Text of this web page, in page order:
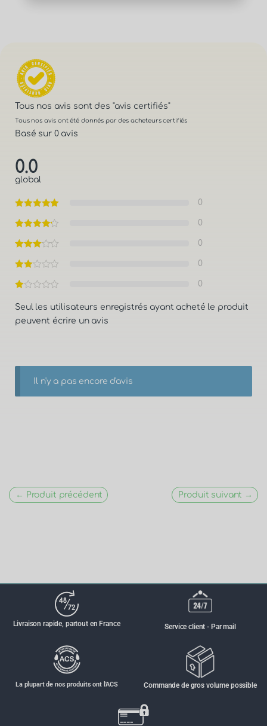
Tous nos avis sont des "avis certifiés"
Tous nos avis ont été donnés par des acheteurs certifiés
Basé sur 0 avis
0.0
global
0
0
0
0
0
Seul les utilisateurs enregistrés ayant acheté le produit
peuvent écrire un avis
Il n'y a pas encore d'avis
← Produit précédent Produit suivant →
Livraison rapide, partout en France Service client - Par mail
La plupart de nos produits ont l'ACS Commande de gros volume possible